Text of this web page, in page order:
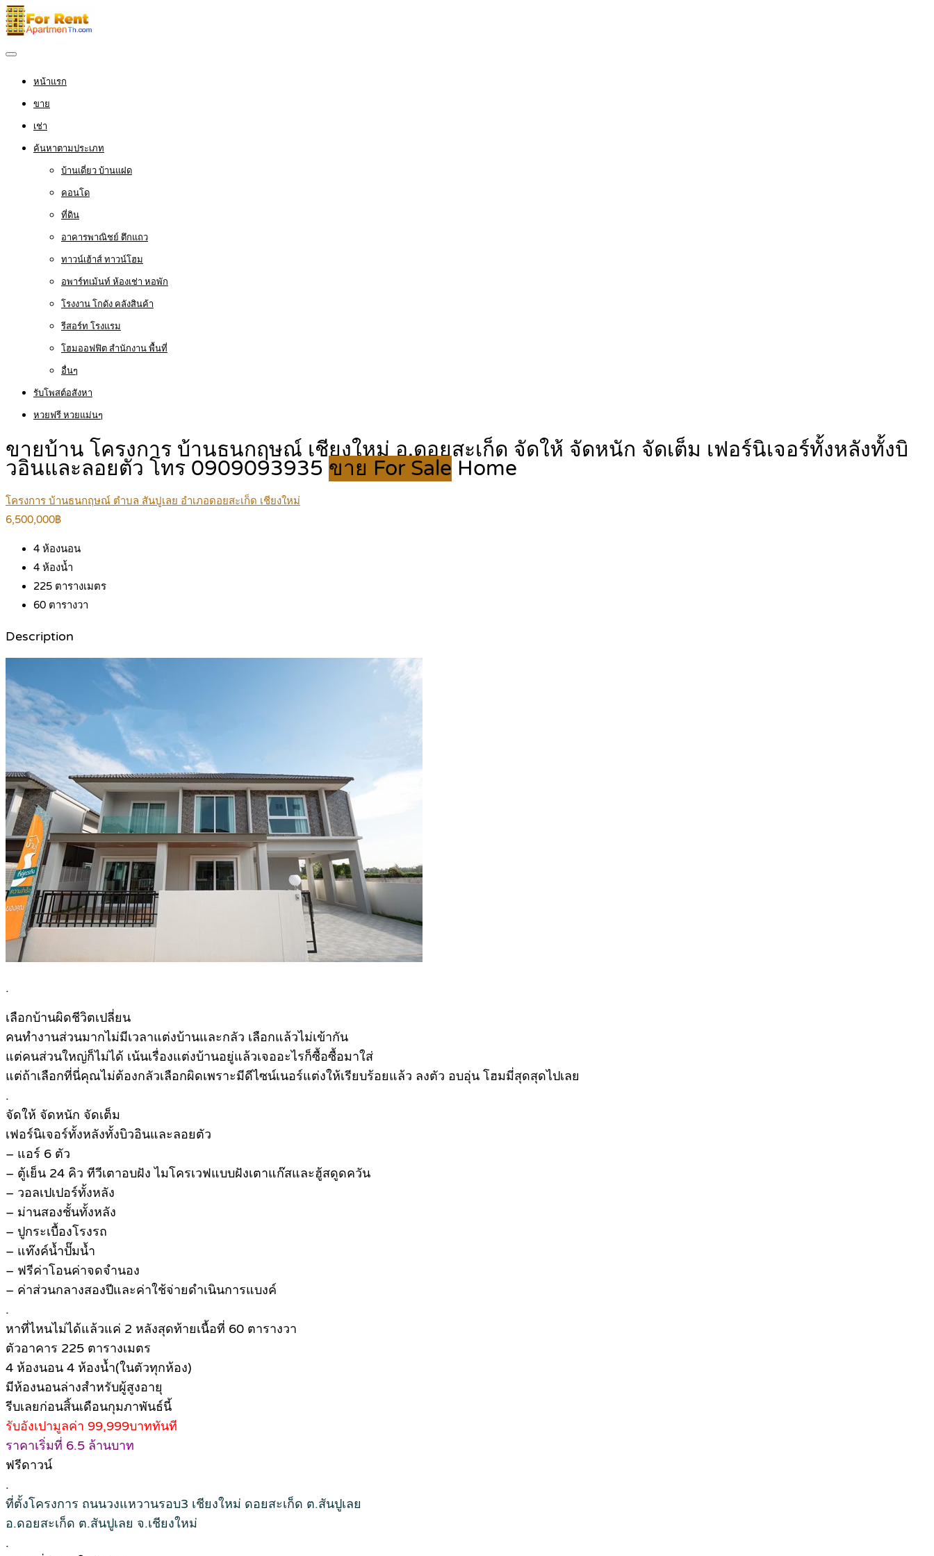
หน้าแรก
ขาย
เช่า
ค้นหาตามประเภท
บ้านเดี่ยว บ้านแฝด
คอนโด
ที่ดิน
อาคารพาณิชย์ ตึกแถว
ทาวน์เฮ้าส์ ทาวน์โฮม
อพาร์ทเม้นท์ ห้องเช่า หอพัก
โรงงาน โกดัง คลังสินค้า
รีสอร์ท โรงแรม
โฮมออฟฟิต สำนักงาน พื้นที่
อื่นๆ
รับโพสต์อสังหา
หวยฟรี หวยแม่นๆ
ขายบ้าน โครงการ บ้านธนกฤษณ์ เชียงใหม่ อ.ดอยสะเก็ด จัดให้ จัดหนัก จัดเต็ม เฟอร์นิเจอร์ทั้งหลังทั้งบิ
วอินและลอยตัว โทร 0909093935 ขาย For Sale Home
โครงการ บ้านธนกฤษณ์ ตำบล สันปูเลย อำเภอดอยสะเก็ด เชียงใหม่
6,500,000฿
4 ห้องนอน
4 ห้องน้ำ
225 ตารางเมตร
60 ตารางวา
Description
.
เลือกบ้านผิดชีวิตเปลี่ยน
คนทำงานส่วนมากไม่มีเวลาแต่งบ้านและกลัว เลือกแล้วไม่เข้ากัน
แต่คนส่วนใหญ่ก็ไม่ได้ เน้นเรื่องแต่งบ้านอยู่แล้วเจออะไรก็ซื้อซื้อมาใส่
แต่ถ้าเลือกที่นี่คุณไม่ต้องกลัวเลือกผิดเพราะมีดีไซน์เนอร์แต่งให้เรียบร้อยแล้ว ลงตัว อบอุ่น โฮมมี่สุดสุดไปเลย
.
จัดให้ จัดหนัก จัดเต็ม
เฟอร์นิเจอร์ทั้งหลังทั้งบิวอินและลอยตัว
– แอร์ 6 ตัว
– ตู้เย็น 24 คิว ทีวีเตาอบฝัง ไมโครเวฟแบบฝังเตาแก๊สและฮู้สดูดควัน
– วอลเปเปอร์ทั้งหลัง
– ม่านสองชั้นทั้งหลัง
– ปูกระเบื้องโรงรถ
– แท๊งค์น้ำปั๊มน้ำ
– ฟรีค่าโอนค่าจดจำนอง
– ค่าส่วนกลางสองปีและค่าใช้จ่ายดำเนินการแบงค์
.
หาที่ไหนไม่ได้แล้วแค่ 2 หลังสุดท้ายเนื้อที่ 60 ตารางวา
ตัวอาคาร 225 ตารางเมตร
4 ห้องนอน 4 ห้องน้ำ(ในตัวทุกห้อง)
มีห้องนอนล่างสำหรับผู้สูงอายุ
รีบเลยก่อนสิ้นเดือนกุมภาพันธ์นี้
รับอังเปามูลค่า 99,999บาททันที
ราคาเริ่มที่ 6.5 ล้านบาท
ฟรีดาวน์
.
ที่ตั้งโครงการ ถนนวงแหวานรอบ3 เชียงใหม่ ดอยสะเก็ด ต.สันปูเลย
อ.ดอยสะเก็ด ต.สันปูเลย จ.เชียงใหม่
.